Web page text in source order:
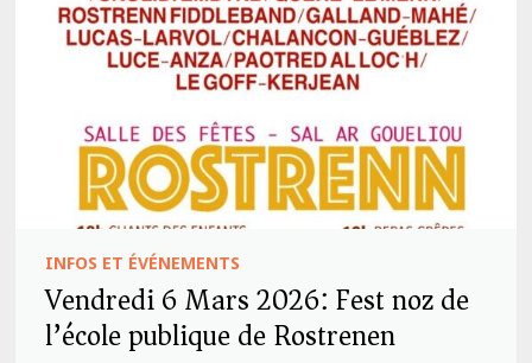
INFOS ET ÉVÉNEMENTS
Vendredi 6 Mars 2026: Fest noz de
l’école publique de Rostrenen